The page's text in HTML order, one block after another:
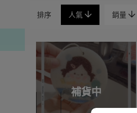
排序 人氣 銷量
補貨中